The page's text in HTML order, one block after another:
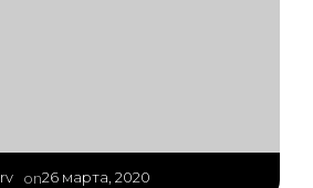
on26 марта, 2020